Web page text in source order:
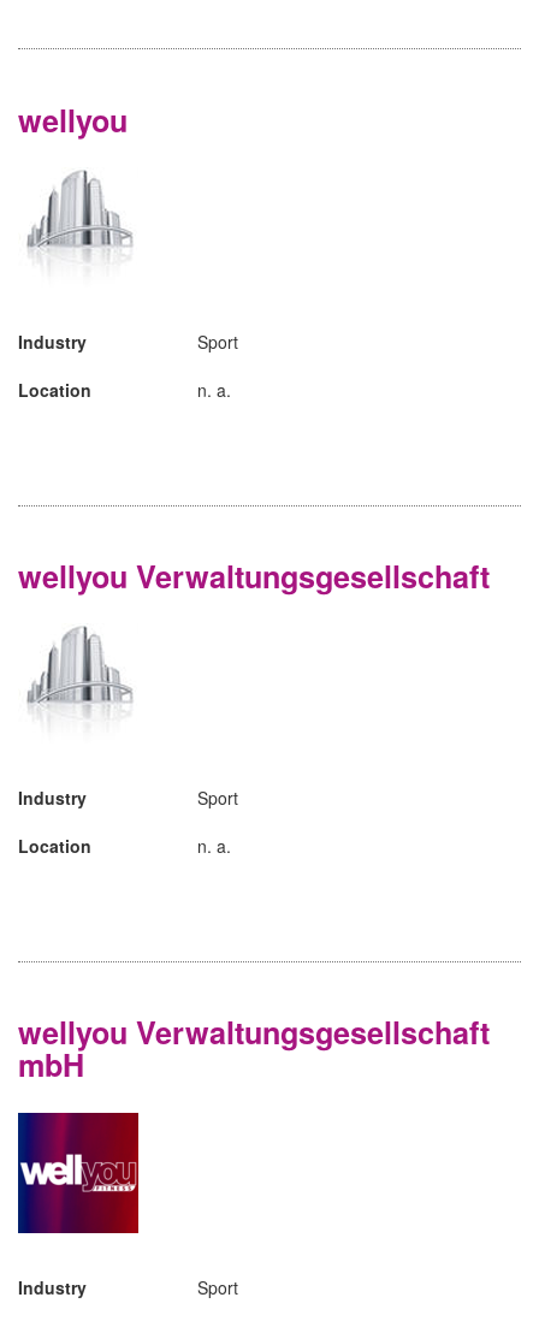
wellyou
Industry
Sport
Location
n. a.
wellyou Verwaltungsgesellschaft
Industry
Sport
Location
n. a.
wellyou Verwaltungsgesellschaft
mbH
Industry
Sport